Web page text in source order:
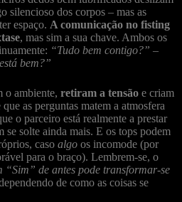
silencioso dos corpos – mas as
espaço. A comunicação no fisting
, mas sim a sua chave. Ambos os
“Tudo bem contigo?” –
bem?”
o ambiente, retiram a tensão e criam
as perguntas matem a atmosfera
o parceiro está realmente a prestar
se solte ainda mais. E os tops podem
caso algo os incomode (por
para o braço). Lembrem-se, o
“Sim” de antes pode transformar-se
de como as coisas se